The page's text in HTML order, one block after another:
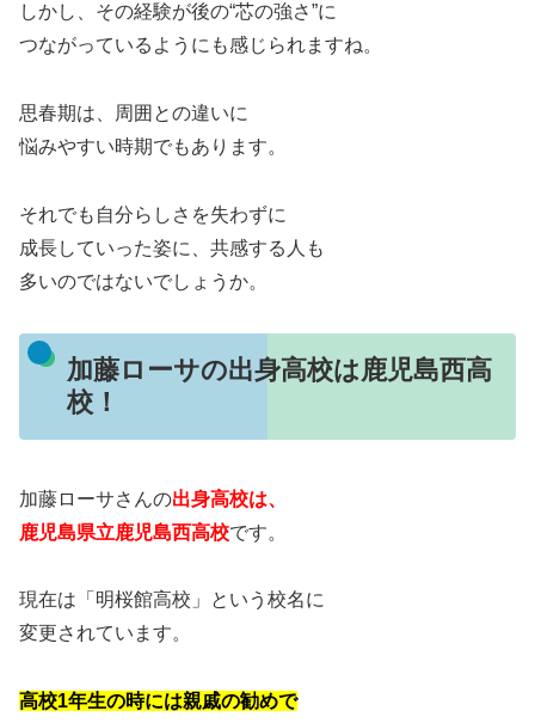
しかし、その経験が後の“芯の強さ”に
つながっているようにも感じられますね。
思春期は、周囲との違いに
悩みやすい時期でもあります。
それでも自分らしさを失わずに
成長していった姿に、共感する人も
多いのではないでしょうか。
加藤ローサの出身高校は鹿児島西高
校！
加藤ローサさんの出身高校は、
鹿児島県立鹿児島西高校です。
現在は「明桜館高校」という校名に
変更されています。
高校1年生の時には親戚の勧めで